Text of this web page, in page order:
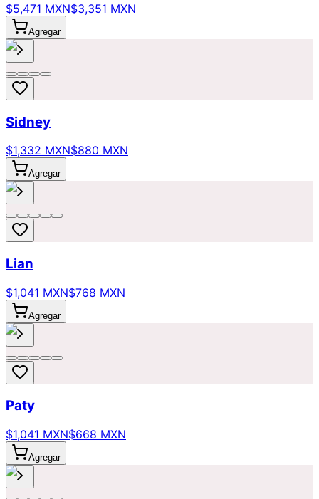
$5,471 MXN$3,351 MXN
Agregar
Sidney
$1,332 MXN$880 MXN
Agregar
Lian
$1,041 MXN$768 MXN
Agregar
Paty
$1,041 MXN$668 MXN
Agregar